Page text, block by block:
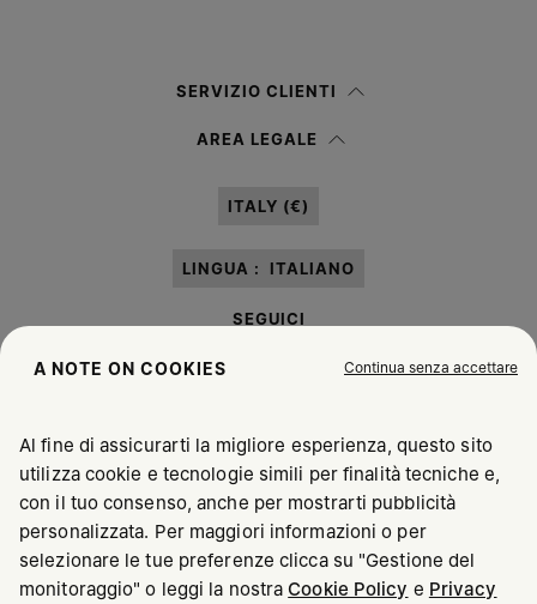
descritto al paragrafo 3.1, b) dell’informativa privacy.
SERVIZIO CLIENTI
AREA LEGALE
ITALY (€)
LINGUA : ITALIANO
SEGUICI
Maison Margiela MM6
A NOTE ON COOKIES Continua senza accettare
Al fine di assicurarti la migliore esperienza, questo sito
utilizza cookie e tecnologie simili per finalità tecniche e,
con il tuo consenso, anche per mostrarti pubblicità
personalizzata. Per maggiori informazioni o per
selezionare le tue preferenze clicca su "Gestione del
monitoraggio" o leggi la nostraCookie Policy e Privacy